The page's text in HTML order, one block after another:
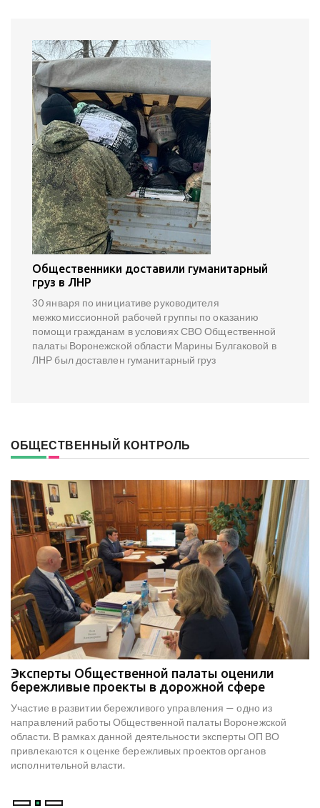
Общественники доставили гуманитарный
груз в ЛНР
30 января по инициативе руководителя
межкомиссионной рабочей группы по оказанию
помощи гражданам в условиях СВО Общественной
палаты Воронежской области Марины Булгаковой в
ЛНР был доставлен гуманитарный груз
ОБЩЕСТВЕННЫЙ КОНТРОЛЬ
Эксперты Общественной палаты оценили
бережливые проекты в дорожной сфере
Участие в развитии бережливого управления — одно из
направлений работы Общественной палаты Воронежской
области. В рамках данной деятельности эксперты ОП ВО
привлекаются к оценке бережливых проектов органов
исполнительной власти.